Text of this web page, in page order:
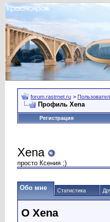
forum.rastrnet.ru >
Профиль Xena
Регистрация
Xena
просто Ксения ;)
Обо мне Статистика
О Xena